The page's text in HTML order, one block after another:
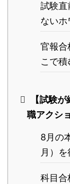
試験直
ない
官報合
こで
【試験
職アクシ
8月の
月）
科目合